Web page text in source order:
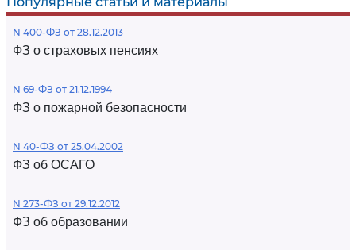
N 400-ФЗ от 28.12.2013
ФЗ о страховых пенсиях
N 69-ФЗ от 21.12.1994
ФЗ о пожарной безопасности
N 40-ФЗ от 25.04.2002
ФЗ об ОСАГО
N 273-ФЗ от 29.12.2012
ФЗ об образовании